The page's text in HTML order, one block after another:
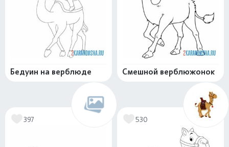
Бедуин на верблюде Смешной верблюжонок
397 530